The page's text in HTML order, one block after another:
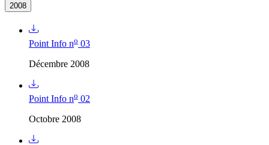
2008
Point Info no 03
Décembre 2008
Point Info no 02
Octobre 2008